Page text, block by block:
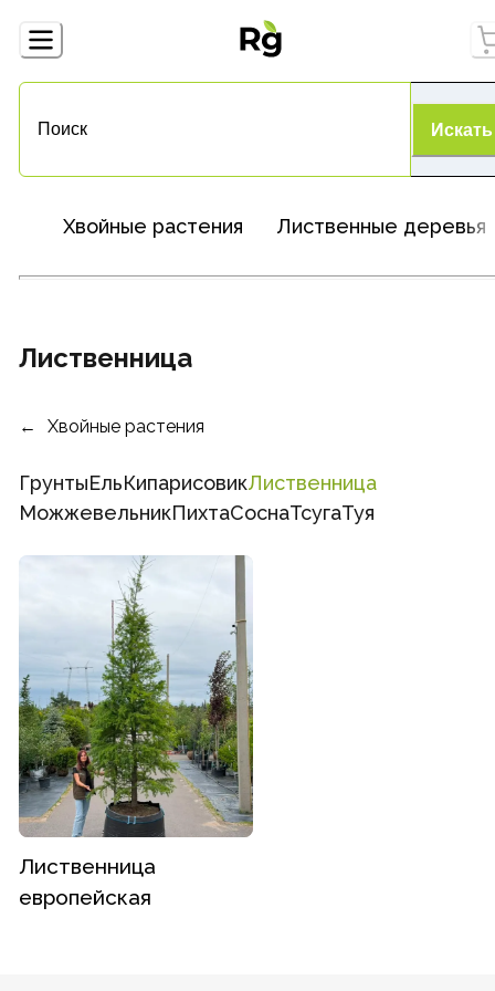
Искать
Хвойные растения Лиственные деревья
Лиственница
Хвойные растения
ГрунтыЕльКипарисовикЛиственница
МожжевельникПихтаСоснаТсугаТуя
Лиственница
европейская